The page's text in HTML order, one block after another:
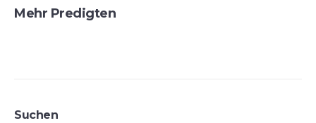
Mehr Predigten
Suchen